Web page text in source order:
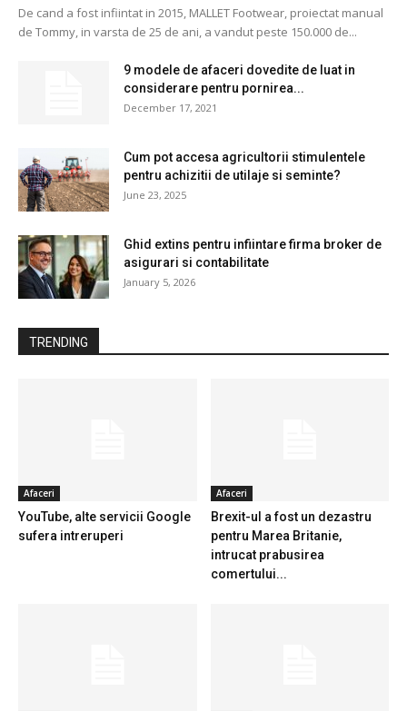
De cand a fost infiintat in 2015, MALLET Footwear, proiectat manual
de Tommy, in varsta de 25 de ani, a vandut peste 150.000 de...
9 modele de afaceri dovedite de luat in
considerare pentru pornirea...
December 17, 2021
Cum pot accesa agricultorii stimulentele
pentru achizitii de utilaje si seminte?
June 23, 2025
Ghid extins pentru infiintare firma broker de
asigurari si contabilitate
January 5, 2026
TRENDING
Afaceri
YouTube, alte servicii Google
sufera intreruperi
Afaceri
Brexit-ul a fost un dezastru
pentru Marea Britanie,
intrucat prabusirea
comertului...